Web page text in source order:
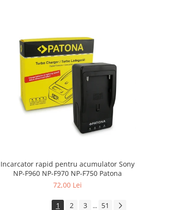
Incarcator rapid pentru acumulator Sony
NP-F960 NP-F970 NP-F750 Patona
72,00 Lei
1 2 3 ... 51